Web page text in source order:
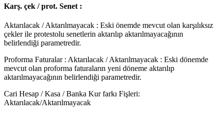
Karş. çek / prot. Senet :
Aktarılacak / Aktarılmayacak : Eski önemde mevcut olan karşılıksız
çekler ile protestolu senetlerin aktarılıp aktarılmayacağının
belirlendiği parametredir.
Proforma Faturalar : Aktarılacak / Aktarılmayacak : Eski dönemde
mevcut olan proforma faturaların yeni döneme aktarılıp
aktarılmayacağının belirlendiği parametredir.
Cari Hesap / Kasa / Banka Kur farkı Fişleri:
Aktarılacak/Aktarılmayacak